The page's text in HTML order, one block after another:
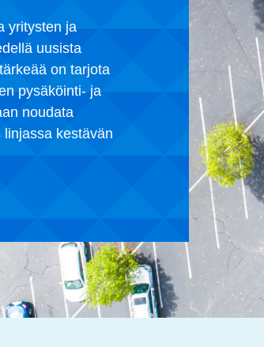
yritysten ja
uusista
on tarjota
pysäköinti- ja
noudata
kestävän